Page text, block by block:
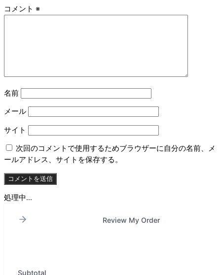
コメント ※
名前
メール
サイト
次回のコメントで使用するためブラウザーに自分の名前、メ
ールアドレス、サイトを保存する。
処理中...
Review My Order
Subtotal